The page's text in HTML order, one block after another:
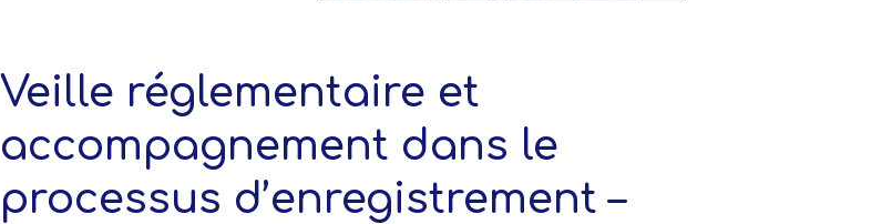
Veille réglementaire et
accompagnement dans le
processus d’enregistrement –